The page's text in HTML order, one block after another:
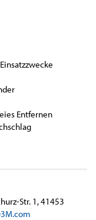
Entfernen
Str. 1, 41453